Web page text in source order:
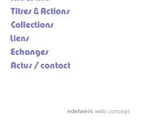
edelweis web concept